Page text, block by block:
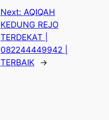
Next: AQIQAH
KEDUNG REJO
TERDEKAT |
082244449942 |
TERBAIK
→